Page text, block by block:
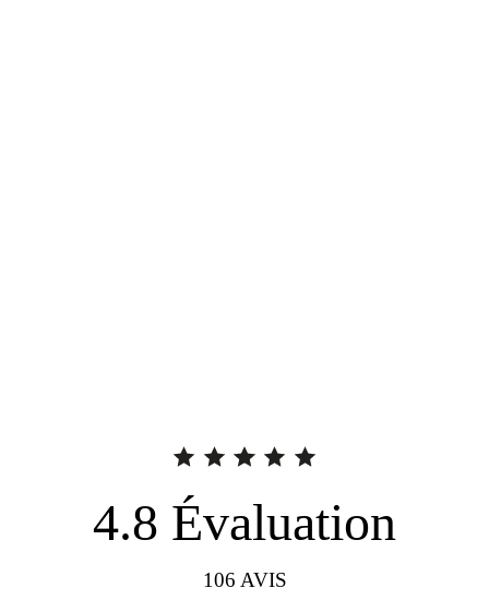
4.8 Évaluation
106 AVIS